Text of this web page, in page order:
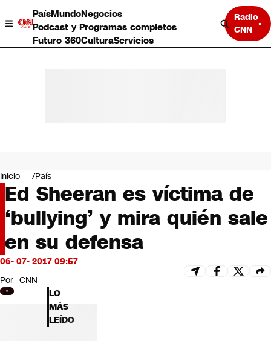
PaísMundoNegocios
Podcast y Programas completos
Futuro 360CulturaServicios
Radio
CNN
Negocios
Deportes
Programas completos
Cultura
Servicios
Bits
CNN tiempo
Futuro 360
Opinión
Inicio País
Ed Sheeran es víctima de
‘bullying’ y mira quién sale
en su defensa
06- 07- 2017 09:57
Por CNN
LO
MÁS
LEÍDO